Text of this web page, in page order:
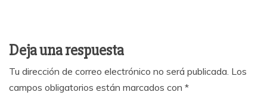
Deja una respuesta
Tu dirección de correo electrónico no será publicada. Los
campos obligatorios están marcados con *